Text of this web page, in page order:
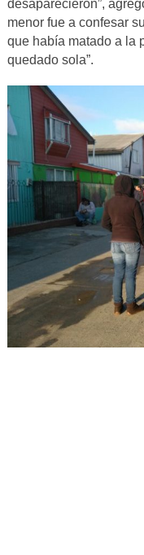
desaparecieron”,
menor fue a confesar
que había matado a la
quedado sola”.